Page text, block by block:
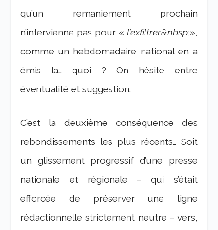
qu’un remaniement prochain
n’intervienne pas pour « l’exfiltrer&nbsp;»,
comme un hebdomadaire national en a
émis la… quoi ? On hésite entre
éventualité et suggestion.
C’est la deuxième conséquence des
rebondissements les plus récents… Soit
un glissement progressif d’une presse
nationale et régionale – qui s’était
efforcée de préserver une ligne
rédactionnelle strictement neutre – vers,